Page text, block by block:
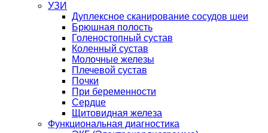
УЗИ
Дуплексное сканирование сосудов шеи
Брюшная полость
Голеностопный сустав
Коленный сустав
Молочные железы
Плечевой сустав
Почки
При беременности
Сердце
Щитовидная железа
Функциональная диагностика